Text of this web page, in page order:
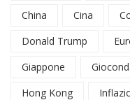
China
Cina
Donald Trump
Giappone
Hong Kong